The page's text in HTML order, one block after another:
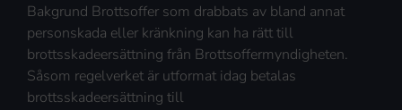
Bakgrund Brottsoffer som drabbats av bland annat
personskada eller kränkning kan ha rätt till
brottsskadeersättning från Brottsoffermyndigheten.
Såsom regelverket är utformat idag betalas
brottsskadeersättning till